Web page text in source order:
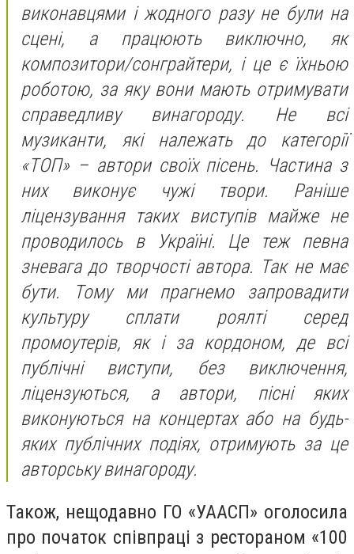
виконавцями і жодного разу не були на
сцені, а працюють виключно, як
композитори/сонграйтери, і це є їхньою
роботою, за яку вони мають отримувати
справедливу винагороду. Не всі
музиканти, які належать до категорії
«ТОП» – автори своїх пісень. Частина з
них виконує чужі твори. Раніше
ліцензування таких виступів майже не
проводилось в Україні. Це теж певна
зневага до творчості автора. Так не має
бути. Тому ми прагнемо запровадити
культуру сплати роялті серед
промоутерів, як і за кордоном, де всі
публічні виступи, без виключення,
ліцензуються, а автори, пісні яких
виконуються на концертах або на будь-
яких публічних подіях, отримують за це
авторську винагороду.
Також, нещодавно ГО «УААСП» оголосила
про початок співпраці з рестораном «100